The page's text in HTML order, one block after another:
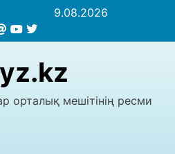
9.08.2026
орталық мешітінің ресми